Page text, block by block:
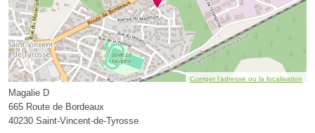
Corriger l’adresse ou la localisation
Magalie D
665 Route de Bordeaux
40230 Saint-Vincent-de-Tyrosse